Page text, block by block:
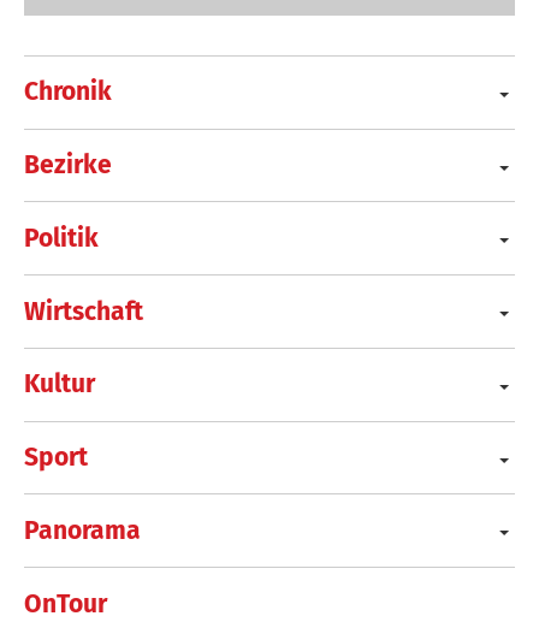
Chronik
Bezirke
Politik
Wirtschaft
Kultur
Sport
Panorama
OnTour